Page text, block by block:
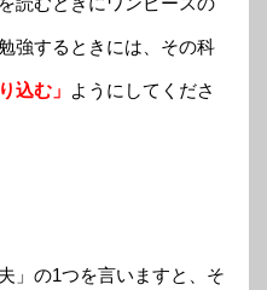
強するときには、その科
込む」 ようにしてくださ
」の1つを言いますと、そ